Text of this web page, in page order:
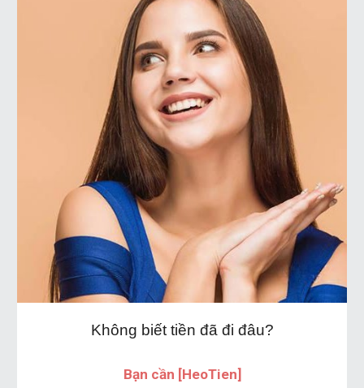
Không biết tiền đã đi đâu?
Bạn cần [HeoTien]